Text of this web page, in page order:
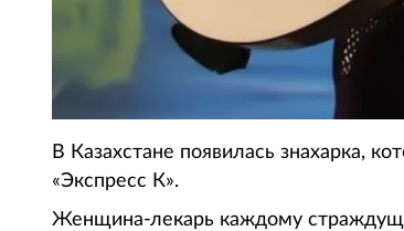
В Казахстане появилась знахарка,
«Экспресс К».
Женщина-лекарь каждому